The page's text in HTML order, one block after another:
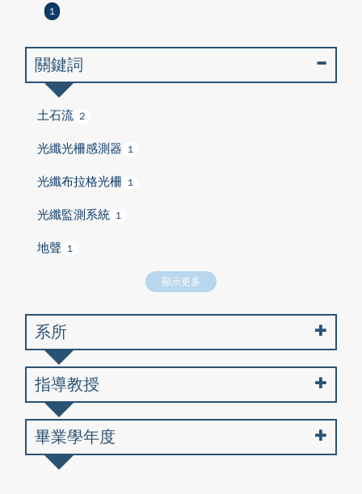
1
關鍵詞
土石流 2
光纖光柵感測器 1
光纖布拉格光柵 1
光纖監測系統 1
地聲 1
顯示更多
系所
指導教授
畢業學年度